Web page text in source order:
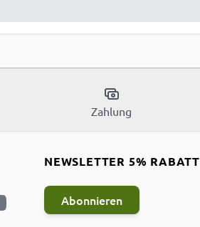
Zahlung
NEWSLETTER 5% RABATT
Abonnieren